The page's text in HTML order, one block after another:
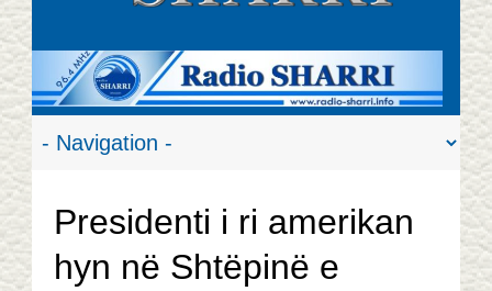
Presidenti i ri amerikan
hyn në Shtëpinë e